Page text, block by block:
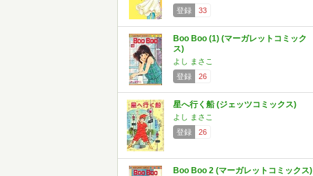
登録
33
Boo Boo (1) (マーガレットコミック
ス)
よし まさこ
登録
26
星へ行く船 (ジェッツコミックス)
よし まさこ
登録
26
Boo Boo 2 (マーガレットコミックス)